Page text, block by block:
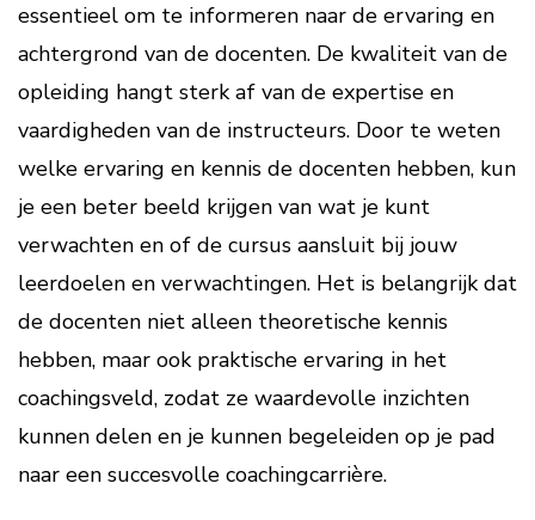
essentieel om te informeren naar de ervaring en
achtergrond van de docenten. De kwaliteit van de
opleiding hangt sterk af van de expertise en
vaardigheden van de instructeurs. Door te weten
welke ervaring en kennis de docenten hebben, kun
je een beter beeld krijgen van wat je kunt
verwachten en of de cursus aansluit bij jouw
leerdoelen en verwachtingen. Het is belangrijk dat
de docenten niet alleen theoretische kennis
hebben, maar ook praktische ervaring in het
coachingsveld, zodat ze waardevolle inzichten
kunnen delen en je kunnen begeleiden op je pad
naar een succesvolle coachingcarrière.